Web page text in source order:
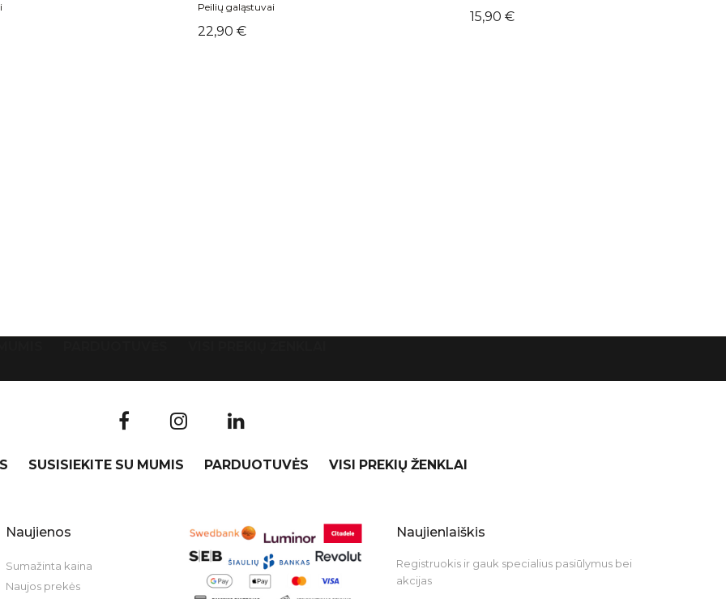
Peilių galąstuvai
Kaina
22,90 €
Kaina
15,90 €
SUSISIEKITE SU MUMIS PARDUOTUVĖS VISI PREKIŲ ŽENKLAI
Naujienos
Sumažinta kaina
Naujos prekės
Naujienlaiškis
Registruokis ir gauk specialius pasiūlymus bei
akcijas